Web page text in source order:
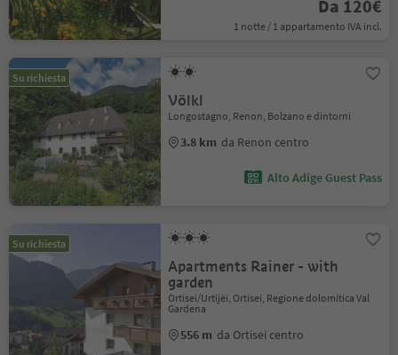
Da 120€
1 notte / 1 appartamento IVA incl.
Su richiesta
Völkl
Longostagno, Renon, Bolzano e dintorni
3.8 km da Renon centro
Alto Adige Guest Pass
Su richiesta
Apartments Rainer - with
garden
Ortisei/Urtijëi, Ortisei, Regione dolomitica Val
Gardena
556 m da Ortisei centro